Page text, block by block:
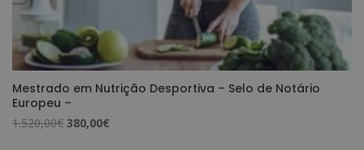
Mestrado em Nutrição Desportiva – Selo de Notário
Europeu –
1.520,00€ O
380,00€